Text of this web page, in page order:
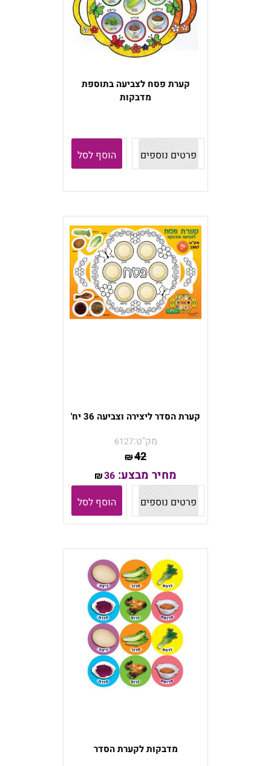
קערת פסח לצביעה בתוספת
מדבקות
פרטים נוספים הוסף לסל
קערת הסדר ליצירה וצביעה 36 יח'
מק"ט:6127
₪42
מחיר מבצע: ₪36
פרטים נוספים
הוסף לסל
מדבקות לקערת הסדר